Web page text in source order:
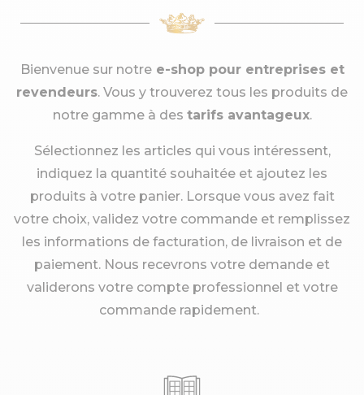
Bienvenue sur notree-shop pour entreprises et
revendeurs. Vous y trouverez tous les produits de
notre gamme à des tarifs avantageux.
Sélectionnez les articles qui vous intéressent,
indiquez la quantité souhaitée et ajoutez les
produits à votre panier. Lorsque vous avez fait
votre choix, validez votre commande et remplissez
les informations de facturation, de livraison et de
paiement. Nous recevrons votre demande et
validerons votre compte professionnel et votre
commande rapidement.